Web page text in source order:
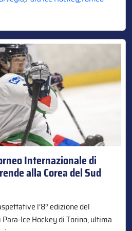
Internazionale di
alla Corea del Sud
l’8° edizione del
Ice Hockey di Torino, ultima